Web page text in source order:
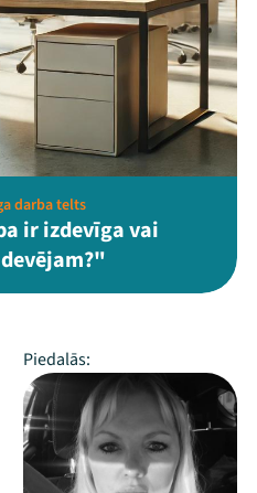
darba telts
ir izdevīga vai
Piedalās: